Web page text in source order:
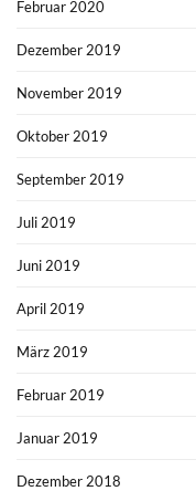
Februar 2020
Dezember 2019
November 2019
Oktober 2019
September 2019
Juli 2019
Juni 2019
April 2019
März 2019
Februar 2019
Januar 2019
Dezember 2018